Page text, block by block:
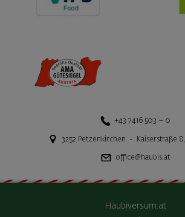
+43 7416 503 – 0
3252 Petzenkirchen - Kaiserstraße 8,
office@haubis.at
Haubiversum.at